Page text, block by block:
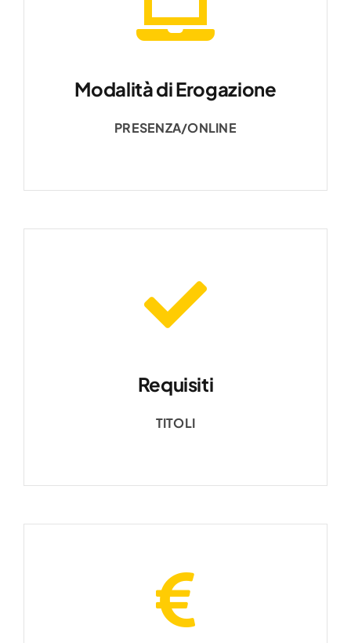
Modalità di Erogazione
PRESENZA/ONLINE
Requisiti
TITOLI